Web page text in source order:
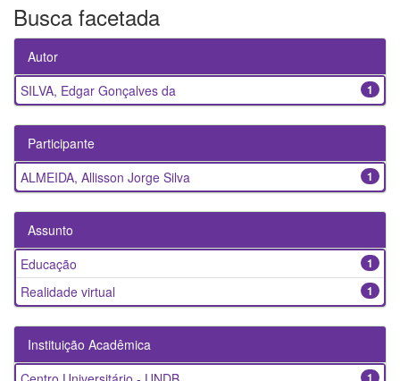
Busca facetada
Autor
1
SILVA, Edgar Gonçalves da
Participante
1
ALMEIDA, Allisson Jorge Silva
Assunto
1
Educação
1
Realidade virtual
Instituição Acadêmica
1